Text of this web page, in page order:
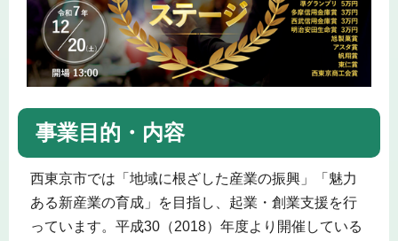
事業目的・内容
西東京市では「地域に根ざした産業の振興」「魅力
ある新産業の育成」を目指し、起業・創業支援を行
っています。平成30（2018）年度より開催している